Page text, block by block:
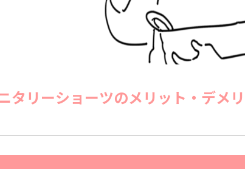
タリーショーツのメリット・デメ